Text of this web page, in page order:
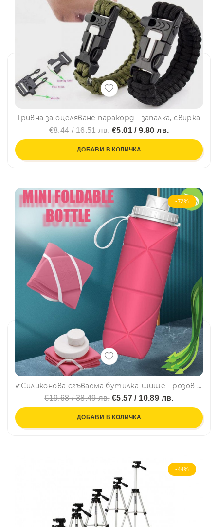
Гривна за оцеляване паракорд - запалка, свирка
€8.44 / 16.51 лв.€5.01 / 9.80 лв.
ДОБАВИ В КОЛИЧКА
-72%
✔Силиконова сгъваема бутилка-шише - розов цвят, 600ml, КРАЙ С ПЛАСТМАСАТА, MINI FOLDABLE BOTTLE
€19.68 / 38.49 лв.€5.57 / 10.89 лв.
ДОБАВИ В КОЛИЧКА
-44%